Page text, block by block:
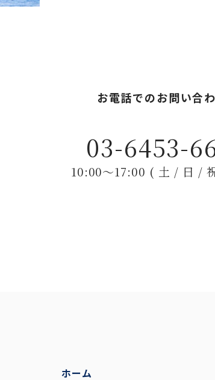
お電話でのお問い合
03-6453-
10:00〜17:00 ( 土 / 日 /
ホーム